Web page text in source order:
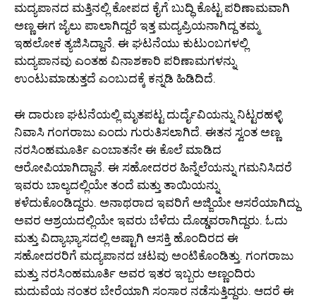
ಮದ್ಯಪಾನದ ಮತ್ತಿನಲ್ಲಿ ಕೋಪದ ಕೈಗೆ ಬುದ್ಧಿ ಕೊಟ್ಟ ಪರಿಣಾಮವಾಗಿ
ಅಣ್ಣ ಈಗ ಜೈಲು ಪಾಲಾಗಿದ್ದರೆ ಇತ್ತ ಮದ್ಯಪ್ರಿಯನಾಗಿದ್ದ ತಮ್ಮ
ಇಹಲೋಕ ತ್ಯಜಿಸಿದ್ದಾನೆ. ಈ ಘಟನೆಯು ಕುಟುಂಬಗಳಲ್ಲಿ
ಮದ್ಯಪಾನವು ಎಂತಹ ವಿನಾಶಕಾರಿ ಪರಿಣಾಮಗಳನ್ನು
ಉಂಟುಮಾಡುತ್ತದೆ ಎಂಬುದಕ್ಕೆ ಕನ್ನಡಿ ಹಿಡಿದಿದೆ.
ಈ ದಾರುಣ ಘಟನೆಯಲ್ಲಿ ಮೃತಪಟ್ಟ ದುರ್ದೈವಿಯನ್ನು ನಿಟ್ಟರಹಳ್ಳಿ
ನಿವಾಸಿ ಗಂಗರಾಜು ಎಂದು ಗುರುತಿಸಲಾಗಿದೆ. ಈತನ ಸ್ವಂತ ಅಣ್ಣ
ನರಸಿಂಹಮೂರ್ತಿ ಎಂಬಾತನೇ ಈ ಕೊಲೆ ಮಾಡಿದ
ಆರೋಪಿಯಾಗಿದ್ದಾನೆ. ಈ ಸಹೋದರರ ಹಿನ್ನೆಲೆಯನ್ನು ಗಮನಿಸಿದರೆ
ಇವರು ಬಾಲ್ಯದಲ್ಲಿಯೇ ತಂದೆ ಮತ್ತು ತಾಯಿಯನ್ನು
ಕಳೆದುಕೊಂಡಿದ್ದರು. ಅನಾಥರಾದ ಇವರಿಗೆ ಅಜ್ಜಿಯೇ ಆಸರೆಯಾಗಿದ್ದು
ಅವರ ಆಶ್ರಯದಲ್ಲಿಯೇ ಇವರು ಬೆಳೆದು ದೊಡ್ಡವರಾಗಿದ್ದರು. ಓದು
ಮತ್ತು ವಿದ್ಯಾಭ್ಯಾಸದಲ್ಲಿ ಅಷ್ಟಾಗಿ ಆಸಕ್ತಿ ಹೊಂದಿರದ ಈ
ಸಹೋದರರಿಗೆ ಮದ್ಯಪಾನದ ಚಟವು ಅಂಟಿಕೊಂಡಿತ್ತು. ಗಂಗರಾಜು
ಮತ್ತು ನರಸಿಂಹಮೂರ್ತಿ ಅವರ ಇತರ ಇಬ್ಬರು ಅಣ್ಣಂದಿರು
ಮದುವೆಯ ನಂತರ ಬೇರೆಯಾಗಿ ಸಂಸಾರ ನಡೆಸುತ್ತಿದ್ದರು. ಆದರೆ ಈ